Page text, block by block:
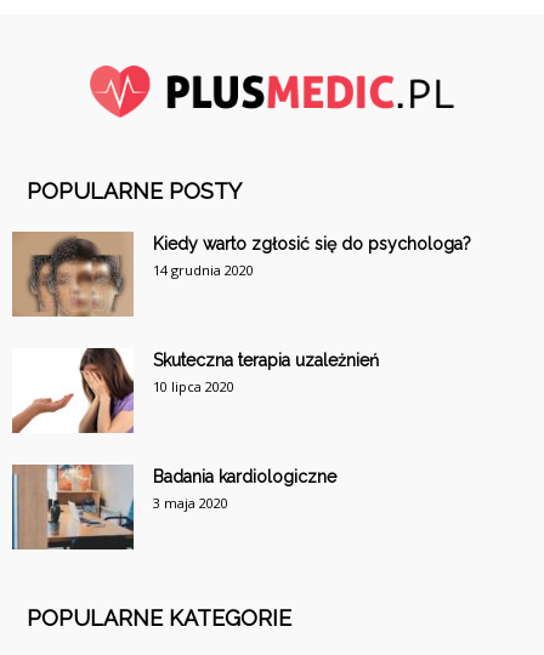
POPULARNE POSTY
Kiedy warto zgłosić się do psychologa?
14 grudnia 2020
Skuteczna terapia uzależnień
10 lipca 2020
Badania kardiologiczne
3 maja 2020
POPULARNE KATEGORIE